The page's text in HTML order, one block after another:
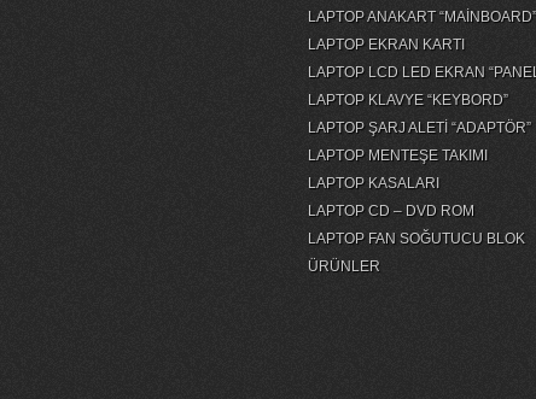
LAPTOP ANAKART “MAİNBOARD”
LAPTOP EKRAN KARTI
LAPTOP LCD LED EKRAN
LAPTOP KLAVYE “KEYBORD”
LAPTOP ŞARJ ALETİ “ADAPTÖR”
LAPTOP MENTEŞE TAKIMI
LAPTOP KASALARI
LAPTOP CD – DVD ROM
LAPTOP FAN SOĞUTUCU BLOK
ÜRÜNLER